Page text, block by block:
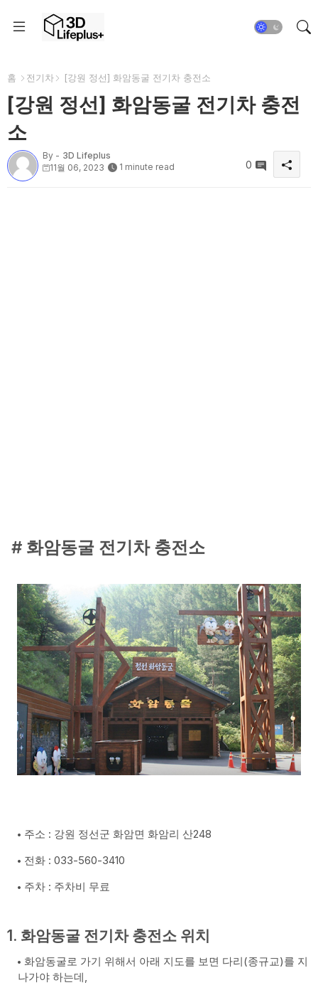
홈 전기차 [강원 정선] 화암동굴 전기차 충전소
[강원 정선] 화암동굴 전기차 충전
소
By - 3D Lifeplus
11월 06, 2023
1 minute read 0
# 화암동굴 전기차 충전소
주소 : 강원 정선군 화암면 화암리 산248
전화 : 033-560-3410
주차 : 주차비 무료
1. 화암동굴 전기차 충전소 위치
화암동굴로 가기 위해서 아래 지도를 보면 다리(종규교)를 지
나가야 하는데,